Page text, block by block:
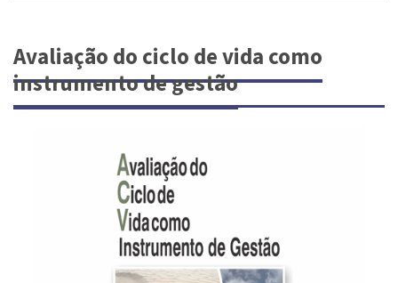
Avaliação do ciclo de vida como
instrumento de gestão